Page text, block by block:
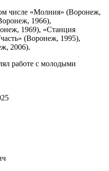
числе «Молния» (Воронеж,
1966),
1969), «Станция
(Воронеж, 1995),
2006).
работе с молодыми